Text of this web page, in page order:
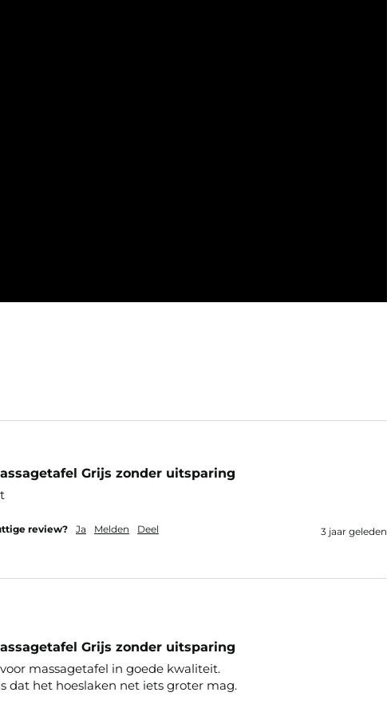
Grijs zonder uitsparing
review? Ja Melden Deel 3 jaar geleden
Grijs zonder uitsparing
massagetafel in goede kwaliteit.
dat het hoeslaken net iets groter mag.